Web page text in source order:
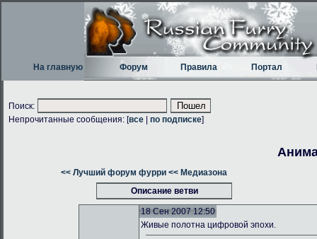
На главную Форум Правила Портал
Поиск:
Непрочитанные сообщения: [все по подписке]
<< Лучший форум фурри << Медиазона
Описание ветви
18 Сен 2007 12:50
Живые полотна цифровой эпохи.